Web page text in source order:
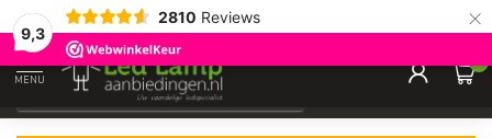
9,3
2810 Reviews ×
Gegarandeerde delaagste prijs
MENU
0